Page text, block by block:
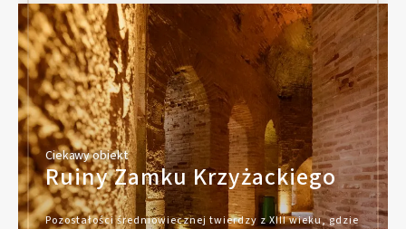
Ciekawy obiekt
Ruiny Zamku Krzyżackiego
Pozostałości średniowiecznej twierdzy z XIII wieku, gdzie